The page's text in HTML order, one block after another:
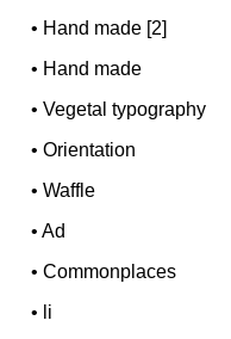
• Hand made [2]
• Hand made
•Vegetal typography
•Orientation
•Waffle
•Ad
•Commonplaces
• li